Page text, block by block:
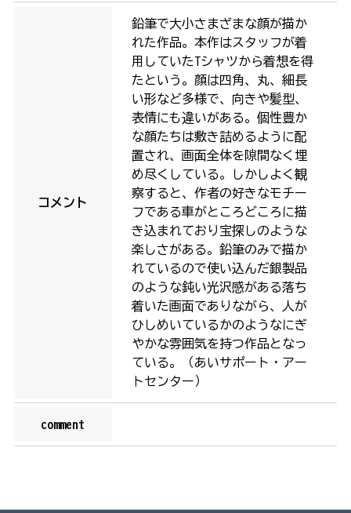
コメント
鉛筆で大小さまざまな顔が描か
れた作品。本作はスタッフが着
用していたTシャツから着想を得
たという。顔は四角、丸、細長
い形など多様で、向きや髪型、
表情にも違いがある。個性豊か
な顔たちは敷き詰めるように配
置され、画面全体を隙間なく埋
め尽くしている。しかしよく観
察すると、作者の好きなモチー
フである車がところどころに描
き込まれており宝探しのような
楽しさがある。鉛筆のみで描か
れているので使い込んだ銀製品
のような鈍い光沢感がある落ち
着いた画面でありながら、人が
ひしめいているかのようなにぎ
やかな雰囲気を持つ作品となっ
ている。（あいサポート・アー
トセンター）
comment